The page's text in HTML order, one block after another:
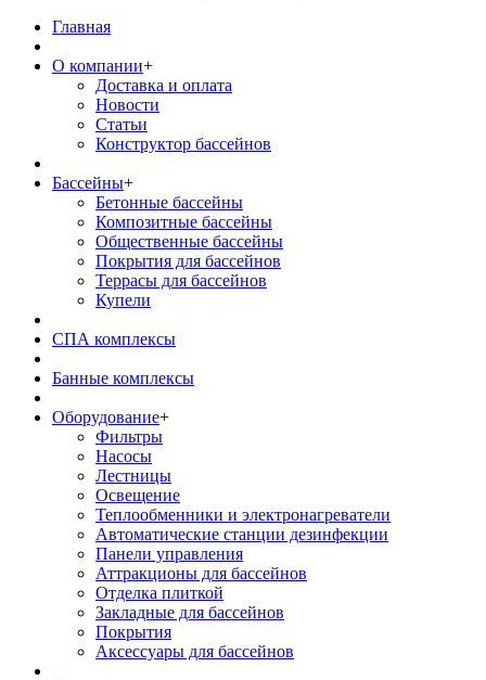
Главная
О компании+
Доставка и оплата
Новости
Статьи
Конструктор бассейнов
Бассейны+
Бетонные бассейны
Композитные бассейны
Общественные бассейны
Покрытия для бассейнов
Террасы для бассейнов
Купели
СПА комплексы
Банные комплексы
Оборудование+
Фильтры
Насосы
Лестницы
Освещение
Теплообменники и электронагреватели
Автоматические станции дезинфекции
Панели управления
Аттракционы для бассейнов
Отделка плиткой
Закладные для бассейнов
Покрытия
Аксессуары для бассейнов